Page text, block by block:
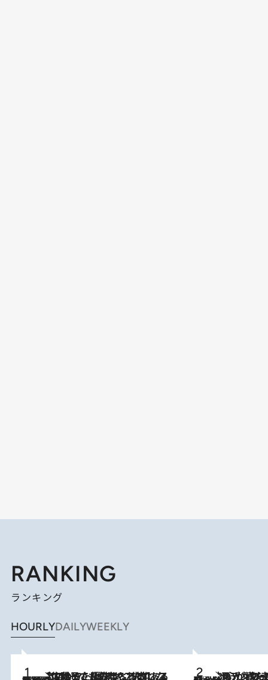
RANKING
ランキング
HOURLYDAILYWEEKLY
2026.8.5
【阿川佐和子さんの年とる力】なぜ70代で始めた趣味は“こんなに楽しい”のか？ ピアノ、俳句…スランプに陥っても続けられる“ある秘訣”とは 2026.8.8
《北欧の人々の幸福度が高いのは…》元デンマーク親善大使が出会った“心が満たされる暮らし”「いいかげんにヒュッゲしなさい！」